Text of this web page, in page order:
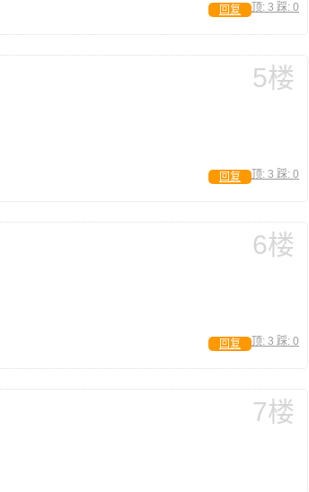
顶: 3 踩: 0
回复
5楼
顶: 3 踩: 0
回复
6楼
顶: 3 踩: 0
回复
7楼